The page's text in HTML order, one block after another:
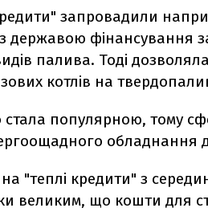
запровадили
державою фінансування
палива. Тоді
котлів на
популярною, тому
обладнання
"теплі кредити" з
великим, що кошти для